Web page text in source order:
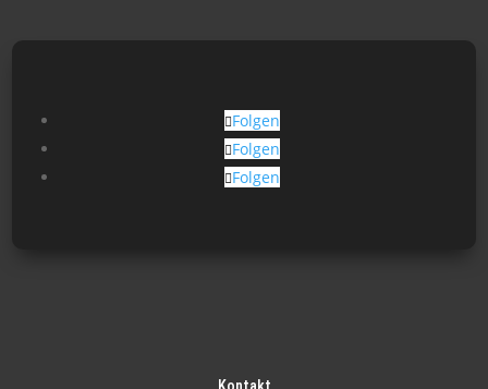
Folgen
Folgen
Folgen